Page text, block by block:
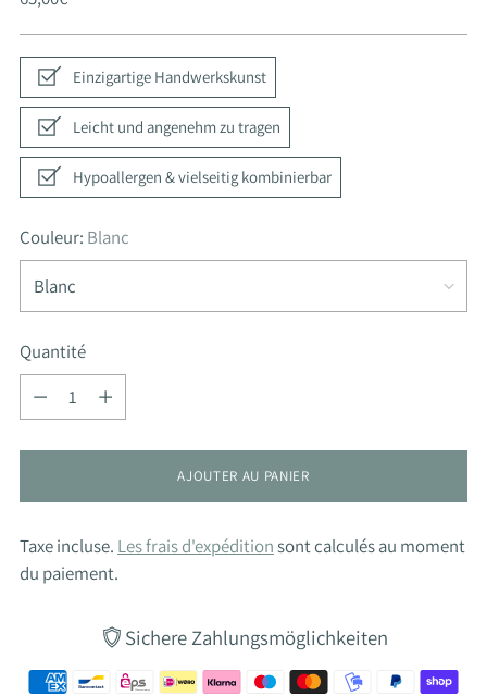
Einzigartige Handwerkskunst
Leicht und angenehm zu tragen
Hypoallergen & vielseitig kombinierbar
Couleur: Blanc
Quantité
Quantité
AJOUTER AU PANIER
Taxe incluse. Les frais d'expéditionsont calculés au moment
du paiement.
Sichere Zahlungsmöglichkeiten